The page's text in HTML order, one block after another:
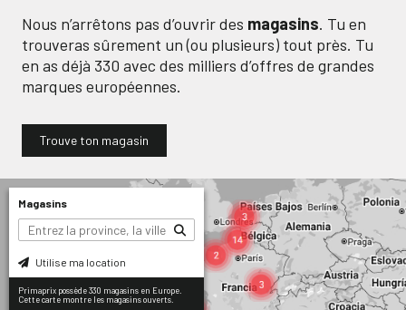
Nous n’arrêtons pas d’ouvrir des magasins. Tu en
trouveras sûrement un (ou plusieurs) tout près. Tu
en as déjà 330 avec des milliers d’offres de grandes
marques européennes.
Trouve ton magasin
Magasins
Utilise ma location
Primaprix possède 330 magasins en Europe.
Cette carte montre les magasins ouverts.